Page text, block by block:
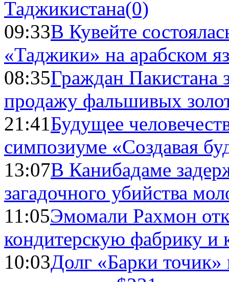
Таджикистана(0)
09:33В Кувейте
«Таджики» на арабском
08:35Граждан Пакистана
продажу фальшивых
21:41Будущее
симпозиуме «Создавая
13:07В Канибадаме
загадочного убийства
11:05Эмомали Рахмон
кондитерскую фабрику и
10:03Долг «Барки